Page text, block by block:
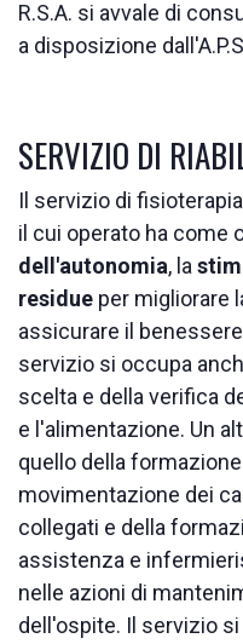
R.S.A. si avvale di
a disposizione
SERVIZIO DI
Il servizio di
il cui operato ha come
dell'autonomia, la
residue per migliorare
assicurare il
servizio si occupa
scelta e della verifica
e l'alimentazione. Un
quello della
movimentazione dei
collegati e della
assistenza e
nelle azioni di
dell'ospite. Il servizio